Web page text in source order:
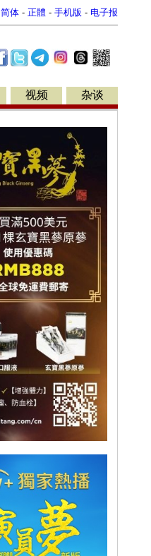
简体 - 正體 - 手机版 - 电子报
视频 杂谈